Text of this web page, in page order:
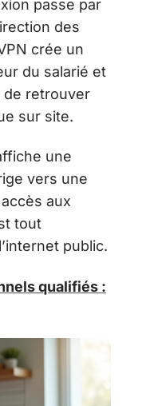
passe par
des
crée un
du salarié et
de retrouver
sur site.
une
vers une
aux
tout
public.
qualifiés :